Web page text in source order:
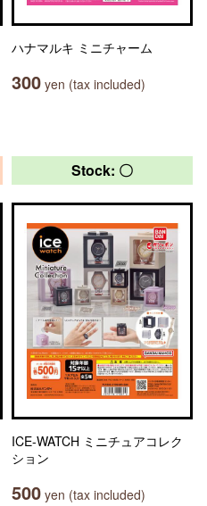
ハナマルキ ミニチャーム
300 yen (tax included)
Stock: 〇
ICE-WATCH ミニチュアコレク
ション
500 yen (tax included)